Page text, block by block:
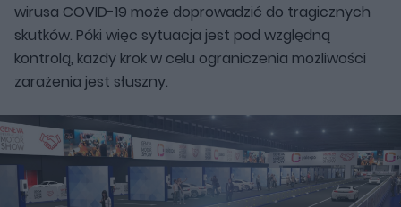
wirusa COVID-19 może doprowadzić do tragicznych
skutków. Póki więc sytuacja jest pod względną
kontrolą, każdy krok w celu ograniczenia możliwości
zarażenia jest słuszny.